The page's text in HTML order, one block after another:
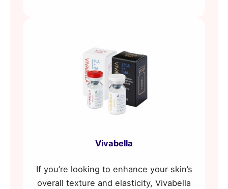
Vivabella
If you’re looking to enhance your skin’s
overall texture and elasticity, Vivabella